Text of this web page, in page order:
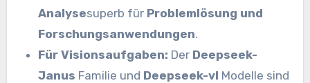
Analysesuperb für Problemlösung und
Forschungsanwendungen.
Für Visionsaufgaben: Der Deepseek-
Janus Familie und Deepseek-vl Modelle sind